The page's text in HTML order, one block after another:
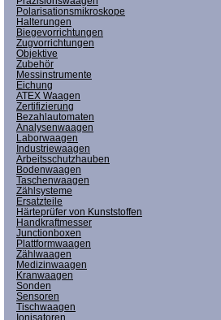
Polarisationsmikroskope
Halterungen
Biegevorrichtungen
Zugvorrichtungen
Objektive
Zubehör
Messinstrumente
Eichung
ATEX Waagen
Zertifizierung
Bezahlautomaten
Analysenwaagen
Laborwaagen
Industriewaagen
Arbeitsschutzhauben
Bodenwaagen
Taschenwaagen
Zählsysteme
Ersatzteile
Härteprüfer von Kunststoffen
Handkraftmesser
Junctionboxen
Plattformwaagen
Zählwaagen
Medizinwaagen
Kranwaagen
Sonden
Sensoren
Tischwaagen
Ionisatoren